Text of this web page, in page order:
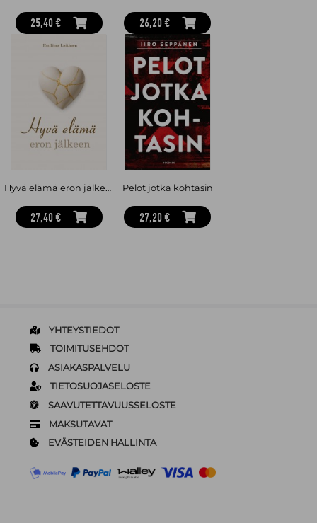
25,40 € 26,20 €
Hyvä elämä eron jälkeen
27,40 €
Pelot jotka kohtasin
27,20 €
YHTEYSTIEDOT
TOIMITUSEHDOT
ASIAKASPALVELU
TIETOSUOJASELOSTE
SAAVUTETTAVUUSSELOSTE
MAKSUTAVAT
EVÄSTEIDEN HALLINTA